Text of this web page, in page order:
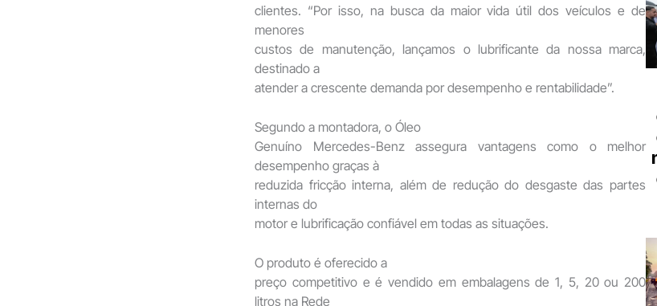
clientes. “Por isso, na busca da maior vida útil dos veículos e de
menores
custos de manutenção, lançamos o lubrificante da nossa marca,
destinado a
atender a crescente demanda por desempenho e rentabilidade”.
Segundo a montadora, o Óleo
Genuíno Mercedes-Benz assegura vantagens como o melhor
desempenho graças à
reduzida fricção interna, além de redução do desgaste das partes
internas do
motor e lubrificação confiável em todas as situações.
O produto é oferecido a
preço competitivo e é vendido em embalagens de 1, 5, 20 ou 200
litros na Rede